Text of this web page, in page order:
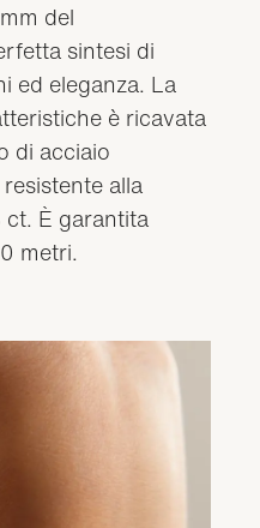
del
sintesi di
ed eleganza. La
è ricavata
di acciaio
alla
È garantita
metri.